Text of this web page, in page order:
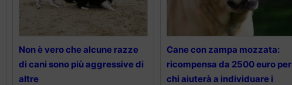
Non è vero che alcune razze
di cani sono più aggressive di
altre
Cane con zampa mozzata:
ricompensa da 2500 euro per
chi aiuterà a individuare i